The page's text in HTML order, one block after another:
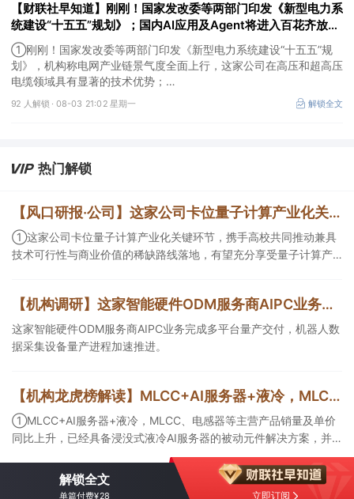
地”的关键分水岭，这家公司自研的智能转向可用于各类智能驾驶及
无人驾驶汽车；
③这家公司的MS技术生态全栈解决方案适配独立储能电站长周期、
高频次充放电工况。
【财联社早知道】刚刚！国家发改委等两部门印发《新型电力系
统建设“十五五”规划》；国内AI应用及Agent将进入百花齐放阶
段，商业化价值兑现拐点已至
①刚刚！国家发改委等两部门印发《新型电力系统建设“十五五”规
划》，机构称电网产业链景气度全面上行，这家公司在高压和超高压
电缆领域具有显著的技术优势；
②药明康德全面上调2026年业绩指引，预计整体收入由513-530亿
元上调至585-605亿元，机构称创新药正式迎来基本面与估值双升
③这家公司的两个产品拟中标第十二批全国药品集中采购。
92 人解锁 · 08-03 21:02 星期一 解锁全文
热门解锁
【风口研报·公司】这家公司卡位量子计算产业化关键环节，携手高校共同推动兼具技术可行性与商业价值的稀缺路线落地，有望充分享受量子计算产业化红利；另有公司不仅坐拥动力煤优质矿井且长协煤销量占比低
①这家公司卡位量子计算产业化关键环节，携手高校共同推动兼具
技术可行性与商业价值的稀缺路线落地，有望充分享受量子计算产
望充分释放。
【机构调研】这家智能硬件ODM服务商AIPC业务完成英特尔、AMD、高通等多平台量产交付
这家智能硬件ODM服务商AIPC业务完成多平台量产交付，机器人数
据采集设备量产进程加速推进。
【机构龙虎榜解读】MLCC+AI服务器+液冷，MLCC、电感器等主营产品销量及单价同比上升，已经具备浸没式液冷AI服务器的被动元件解决方案，并且已在标杆服务器厂家批量使用，机构大额净买入这家公司
①MLCC+AI服务器+液冷，MLCC、电感器等主营产品销量及单价
同比上升，已经具备浸没式液冷AI服务器的被动元件解决方案，并
且已在标杆服务器厂家批量使用，机构大额净买入这家公司；②存
储芯片+半导体设备，业务聚焦于刻蚀、薄膜沉积等工艺壁垒较高的
前道核心设备，多款产品已进入北方华创、中微公司等客户半导体
解锁全文
单篇付费¥28 立即订阅